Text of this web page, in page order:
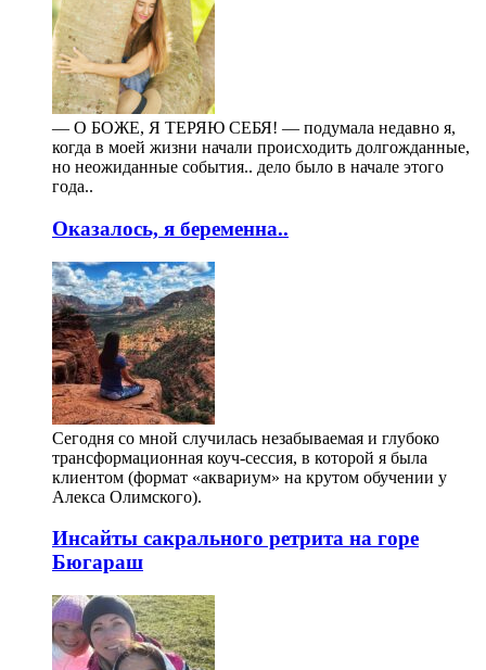
— О БОЖЕ, Я ТЕРЯЮ СЕБЯ! — подумала недавно я,
когда в моей жизни начали происходить долгожданные,
но неожиданные события.. дело было в начале этого
года..
Оказалось, я беременна..
Сегодня со мной случилась незабываемая и глубоко
трансформационная коуч-сессия, в которой я была
клиентом (формат «аквариум» на крутом обучении у
Алекса Олимского).
Инсайты сакрального ретрита на горе
Бюгараш